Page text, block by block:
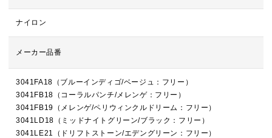
ナイロン
メーカー品番
3041FA18（ブルーインディゴ/ベージュ：フリー）
3041FB18（コーラルパンチ/メレンゲ：フリー）
3041FB19（メレンゲ/ペリウィンクルドリーム：フリー）
3041LD18（ミッドナイトグリーン/ブラック：フリー）
3041LE21（ドリフトストーン/エデングリーン：フリー）